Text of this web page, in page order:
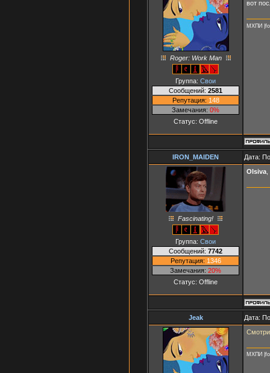
Roger: Work Man
Группа: Свои
Сообщений: 2581
Репутация: 148
Замечания: 0%
Статус: Offline
вот
МХПИ
IRON_MAIDEN Дата:
Fascinating!
Группа: Свои
Сообщений: 7742
Репутация: 1346
Замечания: 20%
Статус: Offline
Olsiva
Jeak Дата:
МХПИ